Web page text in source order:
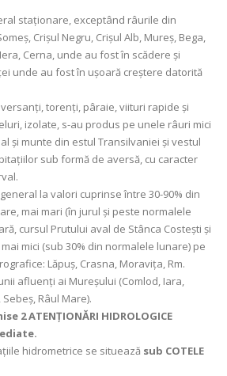
staționare, exceptând râurile din
Crișul Negru, Crișul Alb, Mureș, Bega,
Cerna, unde au fost în scădere și
unde au fost în ușoară creștere datorită
torenţi, pâraie, viituri rapide şi
izolate, s-au produs pe unele râuri mici
și munte din estul Transilvaniei și vestul
sub formă de aversă, cu caracter
la valori cuprinse între 30-90% din
mai mari (în jurul și peste normalele
cursul Prutului aval de Stânca Costeşti şi
mici (sub 30% din normalele lunare) pe
Lăpuș, Crasna, Moravița, Rm.
afluenţi ai Mureşului (Comlod, Iara,
Râul Mare).
2 ATENȚIONĂRI HIDROLOGICE
hidrometrice se situează sub COTELE